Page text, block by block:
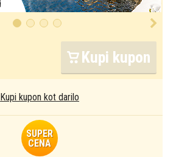
Kupi kupon
Kupi kupon kot darilo
SUPER
CENA